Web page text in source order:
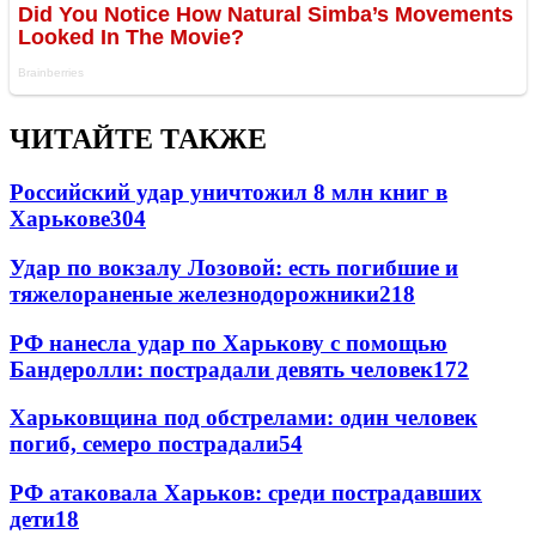
ЧИТАЙТЕ ТАКЖЕ
Российский удар уничтожил 8 млн книг в
Харькове304
Удар по вокзалу Лозовой: есть погибшие и
тяжелораненые железнодорожники218
РФ нанесла удар по Харькову с помощью
Бандеролли: пострадали девять человек172
Харьковщина под обстрелами: один человек
погиб, семеро пострадали54
РФ атаковала Харьков: среди пострадавших
дети18